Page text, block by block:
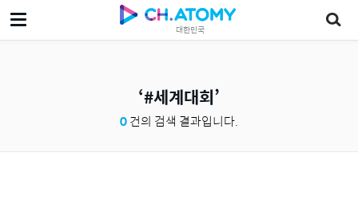
대한민국
#세계대회
0건의 검색 결과입니다.